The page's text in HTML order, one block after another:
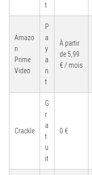
t
Amazo
n
Prime
Video
P
a
y
a
n
t
À partir
de 5,99
€ / mois
Crackle
G
r
a
t
u
it
0 €